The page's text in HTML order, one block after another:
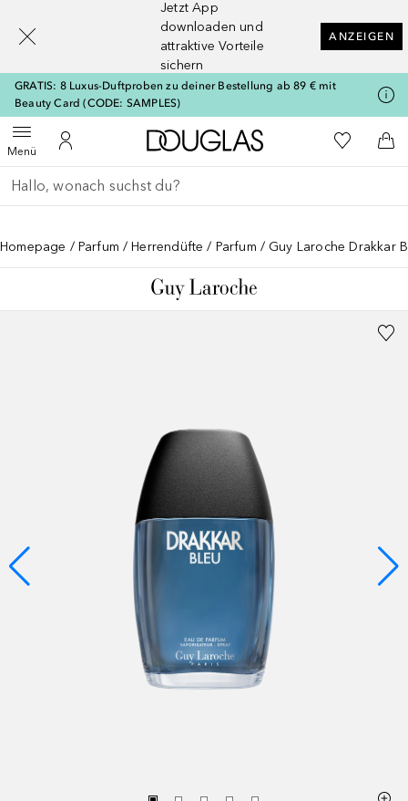
Jetzt App
downloaden und
attraktive Vorteile
sichern
ANZEIGEN
GRATIS: 8 Luxus-Duftproben zu deiner Bestellung ab 89 € mit
Beauty Card (CODE: SAMPLES)
MenüMenü öffnenZu Meinem Kundenkonto
Zur Douglas Startseite
Zu Meiner
Gehe zurück
Suche ausführen
Homepage Parfum Herrendüfte Parfum Guy Laroche Drakkar
[navigation.slideout.screenreader]